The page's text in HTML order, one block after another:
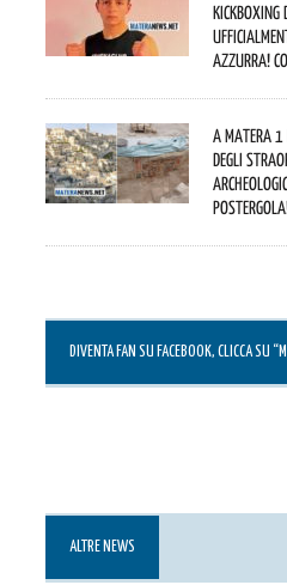
kickboxing
azzurra!
A Matera
degli
DIVENTA FAN SU FACEBOOK, CLICCA SU
ALTRE NEWS